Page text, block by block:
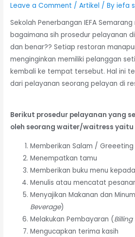
Leave a Comment /Artikel / Byiefa
Sekolah Penerbangan IEFA
bagaimana sih prosedur pelayanan
dan benar?? Setiap restoran
menginginkan memiliki pelanggan
kembali ke tempat tersebut. Hal ini
dari pelayanan seorang pelayan di
Berikut prosedur pelayanan yang
oleh seorang waiter/waitress yaitu
Memberikan Salam /
Menempatkan tamu
Memberikan buku menu
Menulis atau mencatat
Menyajikan Makanan dan
Beverage)
Melakukan Pembayaran (
Mengucapkan terima kasih